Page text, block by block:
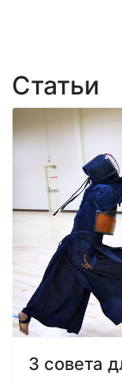
Статьи
3 совета